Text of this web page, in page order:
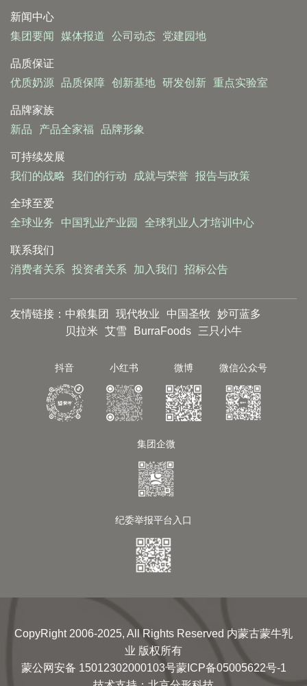
中南院合作开展的 RNG（Renewable Natural
Gas）可再生天然气热电联产项目投入生产。
该项目将奶牛粪污和秸秆作为原料，经过资
源化处理转换为甲烷，并通过发电机组进行
牧场周边区域供电.
蒙牛旗下中国圣牧依托“种养结合”的产业
优势，将奶牛粪污进行无害化还田。2022
年，中国圣牧实现有机肥料还田 22 万亩，减
无害化还田，实现循环可再生农业。
新闻中心
集团要闻
媒体报道 公司动态 党建园地
品质保证
优质奶源
品质保障 创新基地 研发创新 重点实验室
品牌家族
新品
产品全家福 品牌形象
可持续发展
我们的战略
我们的行动 成就与荣誉 报告与政策
全球至爱
全球业务
中国乳业产业园 全球乳业人才培训中心
联系我们
消费者关系
投资者关系 加入我们 招标公告
友情链接： 中粮集团 现代牧业 中国圣牧 妙可蓝多
贝拉米
艾雪 BurraFoods 三只小牛
抖音 小红书 微博 微信公众号
集团企微
纪委举报平台入口
CopyRight 2006-2025, All Rights Reserved 内蒙古蒙牛乳
业 版权所有
蒙公网安备 15012302000103号蒙ICP备05005622号-1